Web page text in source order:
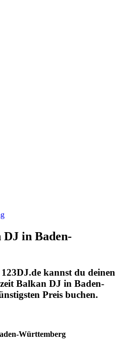
in Baden-
kannst du deinen
Balkan DJ in Baden-
Preis buchen.
Württemberg